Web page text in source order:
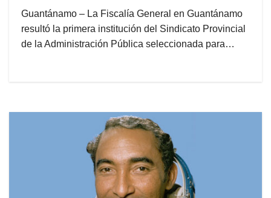
Guantánamo – La Fiscalía General en Guantánamo
resultó la primera institución del Sindicato Provincial
de la Administración Pública seleccionada para…